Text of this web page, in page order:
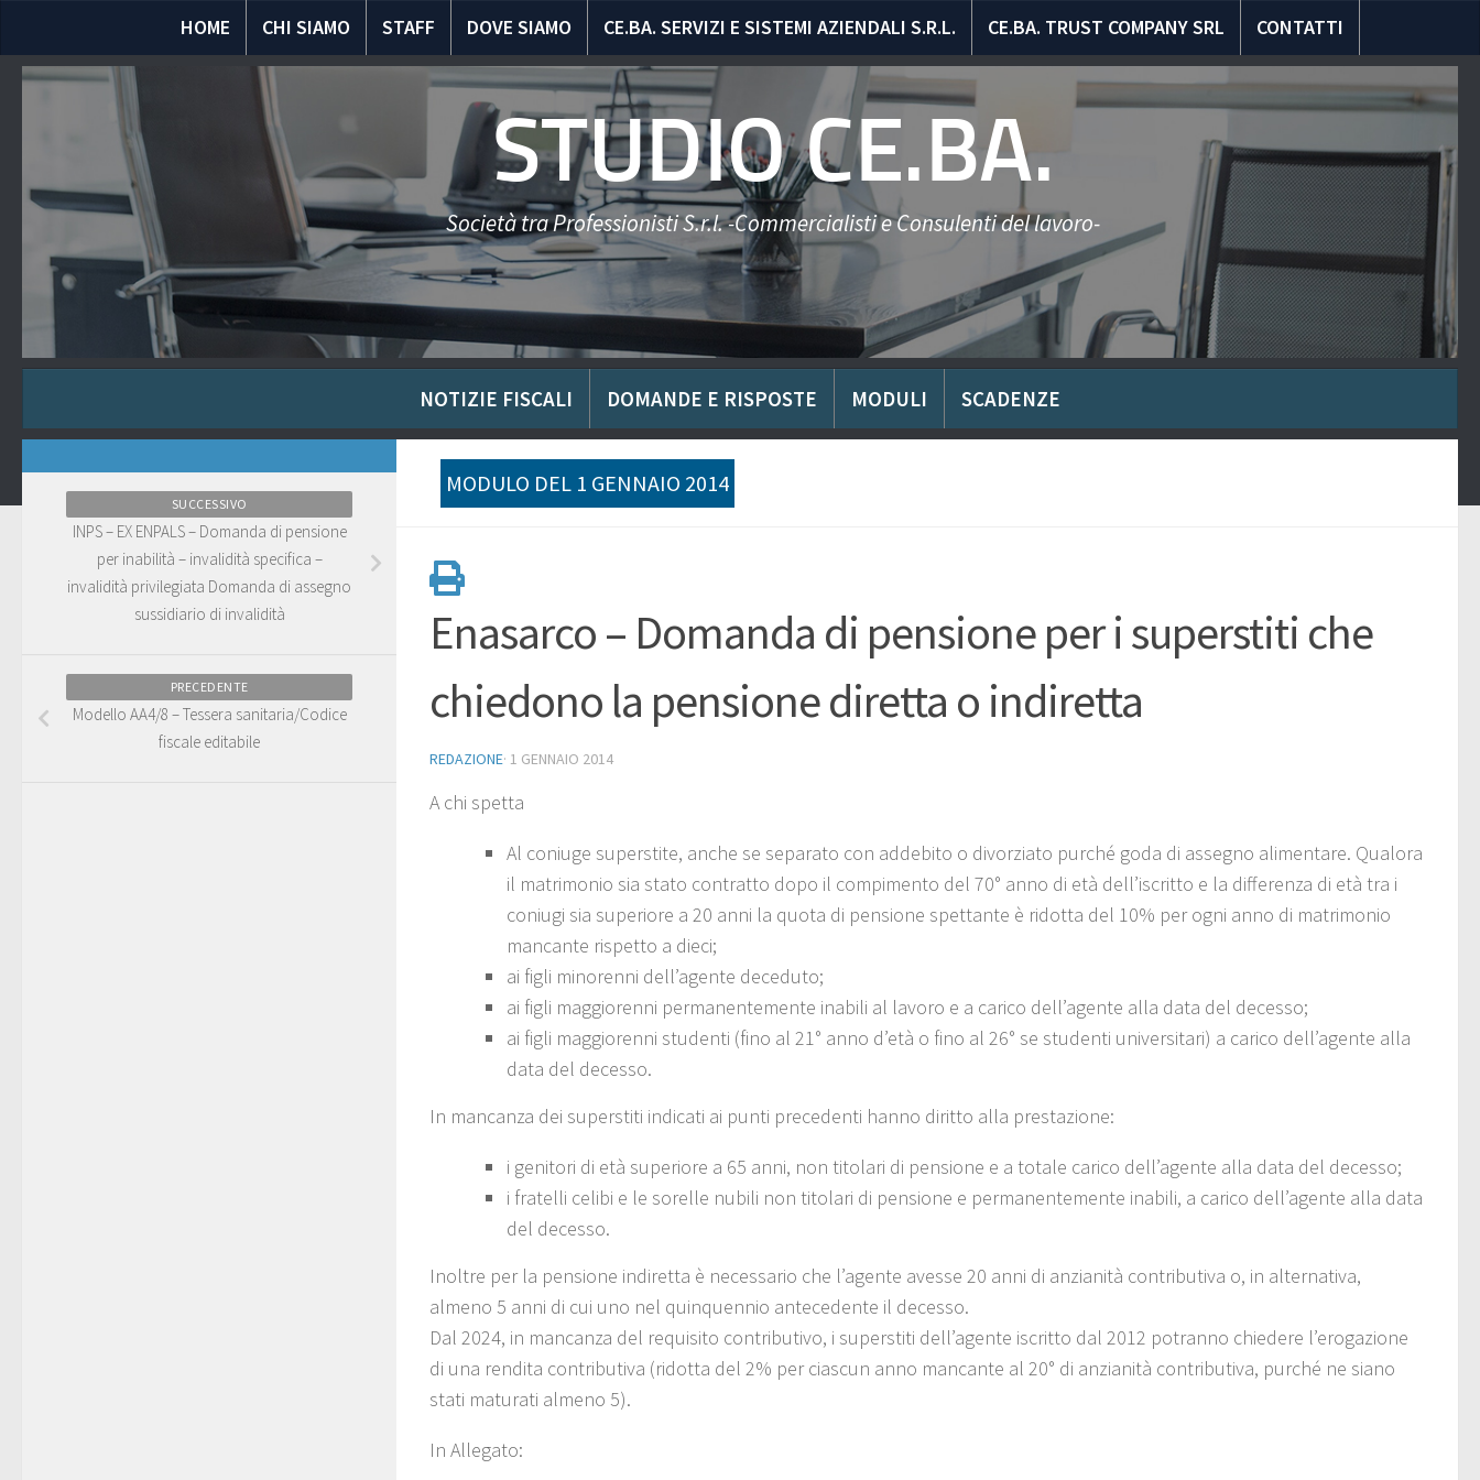
HOME CHI SIAMO STAFF DOVE SIAMO CE.BA. SERVIZI E SISTEMI AZIENDALI S.R.L. CE.BA. TRUST COMPANY SRL CONTATTI
STUDIO CE.BA.
Società tra Professionisti S.r.l. -Commercialisti e Consulenti del lavoro-
NOTIZIE FISCALI DOMANDE E RISPOSTE MODULI SCADENZE
MODULO DEL 1 GENNAIO 2014
Enasarco – Domanda di pensione per i superstiti che
chiedono la pensione diretta o indiretta
REDAZIONE· 1 GENNAIO 2014
A chi spetta
Al coniuge superstite, anche se separato con addebito o divorziato purché goda di assegno alimentare. Qualora
il matrimonio sia stato contratto dopo il compimento del 70° anno di età dell’iscritto e la differenza di età tra i
coniugi sia superiore a 20 anni la quota di pensione spettante è ridotta del 10% per ogni anno di matrimonio
mancante rispetto a dieci;
ai figli minorenni dell’agente deceduto;
ai figli maggiorenni permanentemente inabili al lavoro e a carico dell’agente alla data del decesso;
ai figli maggiorenni studenti (fino al 21° anno d’età o fino al 26° se studenti universitari) a carico dell’agente alla
data del decesso.
In mancanza dei superstiti indicati ai punti precedenti hanno diritto alla prestazione:
i genitori di età superiore a 65 anni, non titolari di pensione e a totale carico dell’agente alla data del decesso;
i fratelli celibi e le sorelle nubili non titolari di pensione e permanentemente inabili, a carico dell’agente alla data
del decesso.
Inoltre per la pensione indiretta è necessario che l’agente avesse 20 anni di anzianità contributiva o, in alternativa,
almeno 5 anni di cui uno nel quinquennio antecedente il decesso.
Dal 2024, in mancanza del requisito contributivo, i superstiti dell’agente iscritto dal 2012 potranno chiedere l’erogazione
di una rendita contributiva (ridotta del 2% per ciascun anno mancante al 20° di anzianità contributiva, purché ne siano
stati maturati almeno 5).
In Allegato:
SUCCESSIVO
INPS – EX ENPALS – Domanda di pensione
per inabilità – invalidità specifica –
invalidità privilegiata Domanda di assegno
sussidiario di invalidità
PRECEDENTE
Modello AA4/8 – Tessera sanitaria/Codice
fiscale editabile